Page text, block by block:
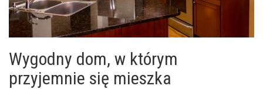
Wygodny dom, w którym
przyjemnie się mieszka